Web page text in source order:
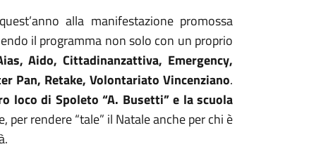
alla manifestazione promossa
il programma non solo con un proprio
Aido, Cittadinanzattiva, Emergency,
Pan, Retake, Volontariato Vincenziano.
loco di Spoleto “A. Busetti” e la scuola
rendere “tale” il Natale anche per chi è